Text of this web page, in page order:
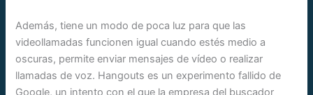
Además, tiene un modo de poca luz para que las
videollamadas funcionen igual cuando estés medio a
oscuras, permite enviar mensajes de vídeo o realizar
llamadas de voz. Hangouts es un experimento fallido de
Google, un intento con el que la empresa del buscador